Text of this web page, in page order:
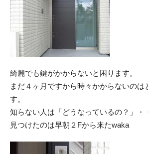
綺麗でも鍵がかからないと困ります。
まだ４ヶ月ですから時々かからないのは
す。
知らない人は「どうなっているの？」・
見つけたのは早朝２Fから来たwaka